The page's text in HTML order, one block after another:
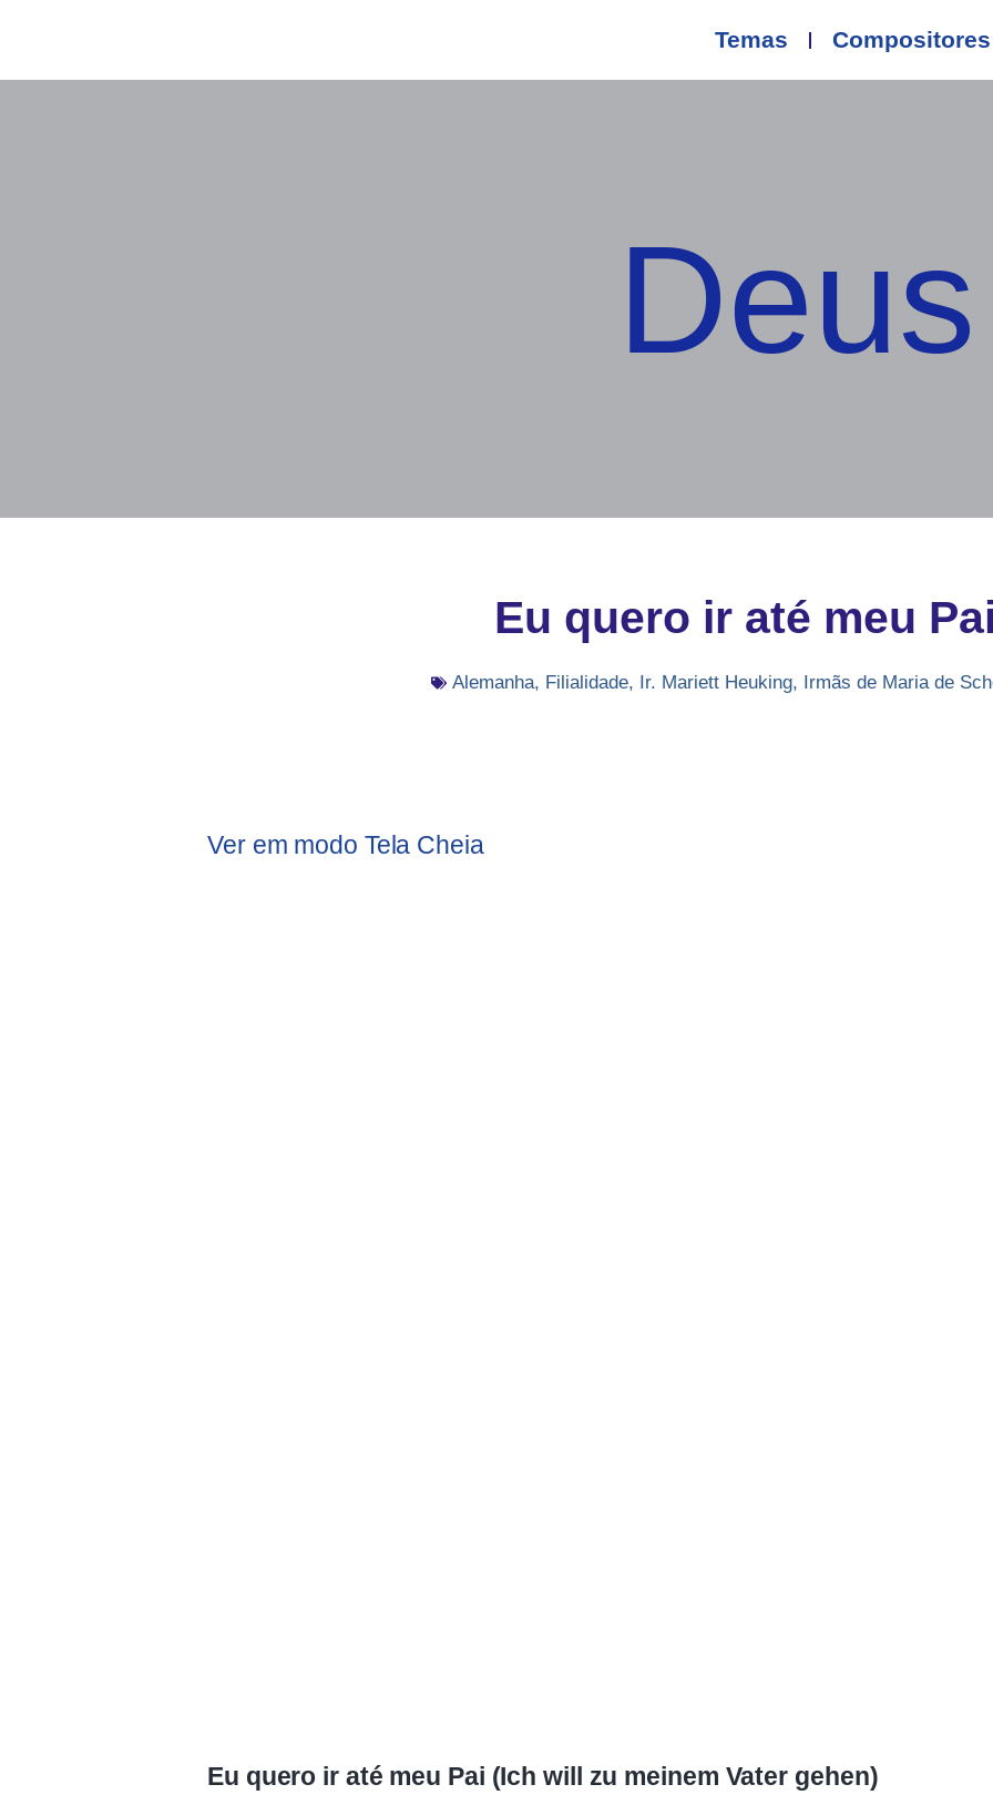
Temas Compositores
Eu quero ir até meu
Alemanha, Filialidade, Ir. Mariett Heuking, Irmãs de Maria de
Ver em modo Tela Cheia
Eu quero ir até meu Pai (Ich will zu meinem Vater gehen)